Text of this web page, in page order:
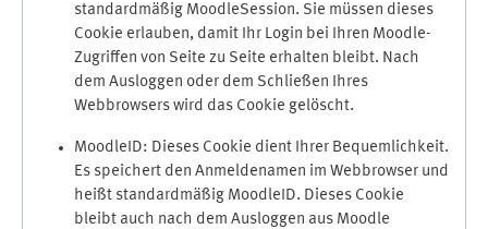
standardmäßig MoodleSession. Sie müssen dieses
Cookie erlauben, damit Ihr Login bei Ihren Moodle-
Zugriffen von Seite zu Seite erhalten bleibt. Nach
dem Ausloggen oder dem Schließen Ihres
Webbrowsers wird das Cookie gelöscht.
MoodleID: Dieses Cookie dient Ihrer Bequemlichkeit.
Es speichert den Anmeldenamen im Webbrowser und
heißt standardmäßig MoodleID. Dieses Cookie
bleibt auch nach dem Ausloggen aus Moodle